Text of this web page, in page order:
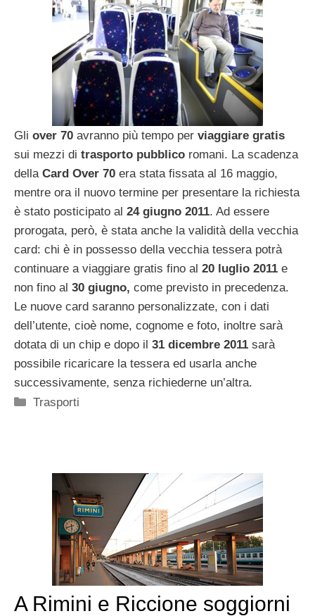
Gli over 70 avranno più tempo per viaggiare gratis
sui mezzi di trasporto pubblico romani. La scadenza
della Card Over 70 era stata fissata al 16 maggio,
mentre ora il nuovo termine per presentare la richiesta
è stato posticipato al 24 giugno 2011. Ad essere
prorogata, però, è stata anche la validità della vecchia
card: chi è in possesso della vecchia tessera potrà
continuare a viaggiare gratis fino al 20 luglio 2011 e
non fino al 30 giugno, come previsto in precedenza.
Le nuove card saranno personalizzate, con i dati
dell’utente, cioè nome, cognome e foto, inoltre sarà
dotata di un chip e dopo il 31 dicembre 2011 sarà
possibile ricaricare la tessera ed usarla anche
successivamente, senza richiederne un’altra.
Categorie
Trasporti
A Rimini e Riccione soggiorni